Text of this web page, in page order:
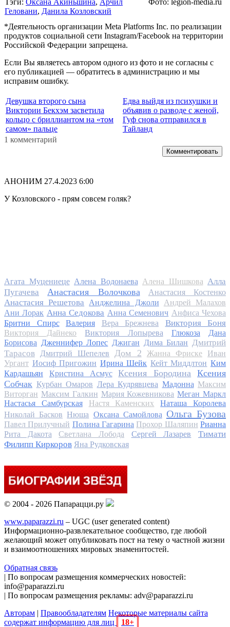
Геловани, Данила Козловский
*Деятельность организации Meta Platforms Inc. по реализации
продуктов социальной сети Instagram/Facebook на территории
Российской Федерации запрещена.
Если Вы являетесь автором одного из фото и не согласны с
его публикацией — обратитесь в администрацию и мы
исправим ошибку.
Девушка второго сына
Виктории Бекхэм засветила
кольцо с бриллиантом на «том
самом» пальце
Едва выйдя из психушки и
объявив о разводе с женой,
Гуф снова отправился в
Тайланд
1 комментарий
Комментировать
АНОНИМ 27.4.2023 6:00
У Козловского - прям совсем голяк?
Агата Муцениеце Алена Водонаева Алена Шишкова Алла
Пугачева
Анастасия Волочкова Анастасия Костенко
Анастасия Решетова Анджелина Джоли
Андрей Малахов
Ани Лорак Анна Седокова Анна Семенович Анфиса Чехова
Бритни Спирс
Валерия Вера Брежнева Виктория Боня
Виктория Дайнеко Виктория Лопырева Глюкоза
Дана
Борисова Дженнифер Лопес Джиган Дима Билан
Дмитрий
Тарасов
Дмитрий Шепелев Дом 2 Жанна Фриске
Иван
Ургант Иосиф Пригожин Ирина Шейк Кейт Миддлтон Ким
Кардашьян
Кристина Асмус Ксения Бородина
Ксения
Собчак Курбан Омаров Лера Кудрявцева Мадонна Максим
Виторган Максим Галкин Мария Кожевникова Меган Маркл
Настасья Самбурская
Настя Каменских
Наташа Королева
Николай Басков Нюша Оксана Самойлова Ольга Бузова
Павел Прилучный Полина Гагарина Прохор Шаляпин Рианна
Рита Дакота
Светлана Лобода Сергей Лазарев
Тимати
Филипп Киркоров Яна Рудковская
© 2004 - 2026 Папарацци.ру
www.paparazzi.ru – UGC (user generated content)
Информационно-развлекательное сообщество, где любой
желающий может опубликовать пост на тему о частной жизни
и взаимоотношениях мировых знаменитостей.
Обратная связь
| По вопросам размещения коммерческих новостей:
info@paparazzi.ru
| По вопросам размещения рекламы: adv@paparazzi.ru
Авторам | Правообладателям Некоторые материалы сайта
содержат информацию для лиц
18+